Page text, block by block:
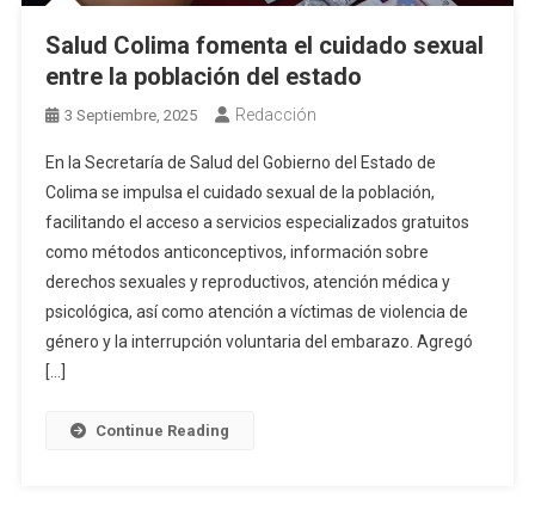
Salud Colima fomenta el cuidado sexual
entre la población del estado
3 Septiembre, 2025 Redacción
En la Secretaría de Salud del Gobierno del Estado de
Colima se impulsa el cuidado sexual de la población,
facilitando el acceso a servicios especializados gratuitos
como métodos anticonceptivos, información sobre
derechos sexuales y reproductivos, atención médica y
psicológica, así como atención a víctimas de violencia de
género y la interrupción voluntaria del embarazo. Agregó
[…]
Continue Reading